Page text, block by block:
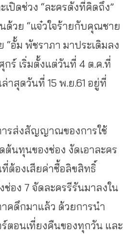
เปิดช่วง “ละครดังที่คิดถึง”
นด้วย “แจ๋วใจร้ายกับคุณชาย
“อั้ม พัชราภา มาประเดิมลง
ร์ เริ่มตั้งแต่วันที่ 4 ต.ค.ที่
าสุดวันที่ 15 พ.ย.61 อยู่ที่
รส่งสัญญาณของการใช้
นทุนของช่อง งัดเอาละคร
ต้องเสียค่าซื้อลิขสิทธิ์
ช่อง 7 จัดละครรีรันมาลงใน
าคดึกมาแล้ว ด้วยการนำ
ตอนเที่ยงคืนของทุกวัน และ